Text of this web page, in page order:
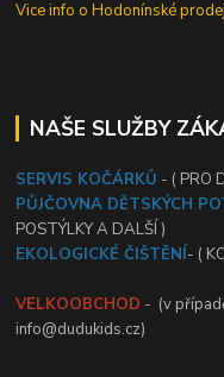
Vice info o Hodonínské
NAŠE SLUŽBY
SERVIS KOČÁRKŮ - ( PRO
PŮJČOVNA DĚTSKÝCH
POSTÝLKY A DALŠÍ )
EKOLOGICKÉ ČIŠTĚNÍ- (
VELKOOBCHOD - (v
info@dudukids.cz)